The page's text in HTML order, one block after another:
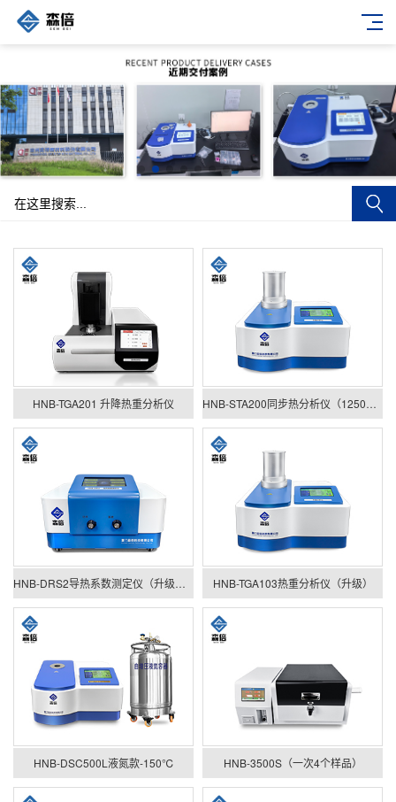
HNB-TGA201 升降热重分析仪 HNB-STA200同步热分析仪（1250℃新款）
HNB-DRS2导热系数测定仪（升级款） HNB-TGA103热重分析仪（升级）
HNB-DSC500L液氮款-150℃ HNB-3500S（一次4个样品）